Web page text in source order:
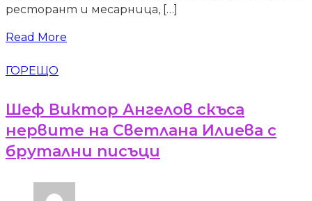
ресторант и месарница, […]
Read More
ГОРЕЩО
Шеф Виктор Ангелов скъса
нервите на Светлана Илиева с
брутални писъци